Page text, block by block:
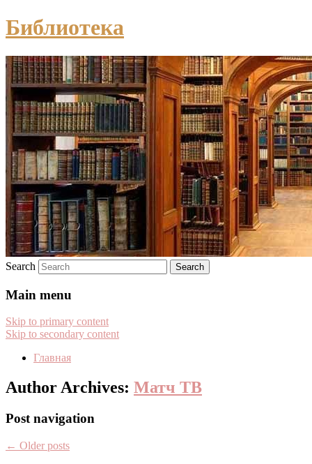
Библиотека
Search
Main menu
Skip to primary content
Skip to secondary content
Главная
Author Archives: Матч ТВ
Post navigation
← Older posts